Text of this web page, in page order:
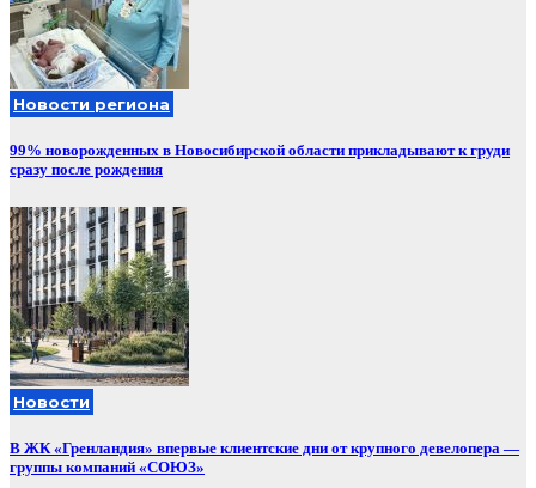
Новости региона
99% новорожденных в Новосибирской области прикладывают к груди
сразу после рождения
Новости
В ЖК «Гренландия» впервые клиентские дни от крупного девелопера —
группы компаний «СОЮЗ»